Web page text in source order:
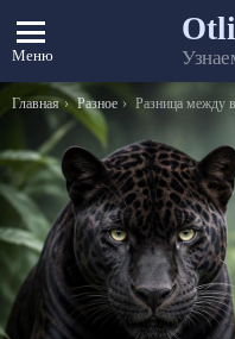
Меню
Вы здесь:
Главная Разное Разница между верандой и